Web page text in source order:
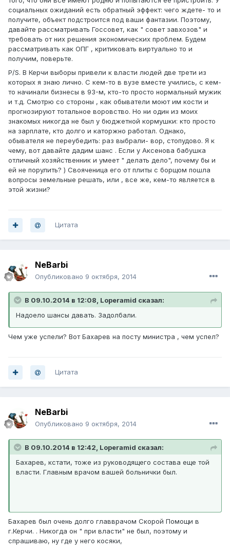
социальных ожиданий есть обратный эффект: чего ждете- то и
получите, объект подстроится под ваши фантазии. Поэтому,
давайте рассматривать Госсовет, как " совет завхозов" и
требовать от них решения экономических проблем. Будем
рассматривать как ОПГ , критиковать виртуально то и
получим, поверьте.
P/S. В Керчи выборы привели к власти людей две трети из
которых я знаю лично. С кем-то в вузе вместе учились, с кем-
то начинали бизнесы в 93-м, кто-то просто нормальный мужик
и т.д. Смотрю со стороны , как обыватели моют им кости и
прогнозируют тотальное воровство. Но ни один из моих
знакомых никогда не был у бюджетной кормушки: кто просто
на зарплате, кто долго и каторжно работал. Однако,
обывателя не переубедить: раз выбрали- вор, стопудово. Я к
чему, вот давайте дадим шанс . Если у Аксенова бабушка
отличный хозяйственник и умеет " делать дело", почему бы и
ей не порулить? ) Свояченица его от плиты с борщом пошла
вопросы земельные решать, или , все же, кем-то является в
этой жизни?
Цитата
NeBarbi
Опубликовано 9 октября, 2014
В 09.10.2014 в 12:08, Loperamid сказал:
Надоело шансы давать. Задолбали.
Чем уже успели? Вот Бахарев на посту министра , чем успел?
Цитата
NeBarbi
Опубликовано 9 октября, 2014
В 09.10.2014 в 12:42, Loperamid сказал:
Бахарев, кстати, тоже из руководящего состава еще той
власти. Главным врачом вашей больнички был.
Бахарев был очень долго главврачом Скорой Помощи в
г.Керчи. . Никогда он " при власти" не был, поэтому и
спрашиваю, ну где у него косяки,